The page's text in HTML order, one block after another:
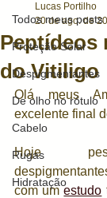
Todos meus posts
Proteção Solar
Despigmentantes
De olho no rótulo
Cabelo
Rugas
Hidratação
Peptídeos
do Vitiligo
Lucas Portilho
20 de ago. de
Olá meus
excelente final
Hoje
com um estudo